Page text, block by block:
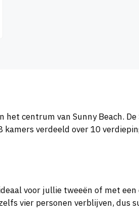
het centrum van Sunny Beach. De
verdeeld over 10
voor jullie tweeën of met
vier personen verblijven, dus